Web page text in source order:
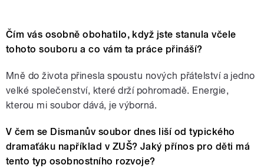
Čím vás osobně obohatilo, když jste stanula včele
tohoto souboru a co vám ta práce přináší?
Mně do života přinesla spoustu nových přátelství a jedno
velké společenství, které drží pohromadě. Energie,
kterou mi soubor dává, je výborná.
V čem se Dismanův soubor dnes liší od typického
dramaťáku například v ZUŠ? Jaký přínos pro děti má
tento typ osobnostního rozvoje?